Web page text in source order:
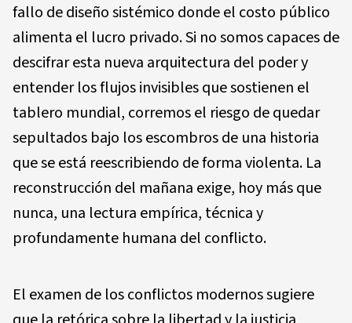
fallo de diseño sistémico donde el costo público
alimenta el lucro privado. Si no somos capaces de
descifrar esta nueva arquitectura del poder y
entender los flujos invisibles que sostienen el
tablero mundial, corremos el riesgo de quedar
sepultados bajo los escombros de una historia
que se está reescribiendo de forma violenta. La
reconstrucción del mañana exige, hoy más que
nunca, una lectura empírica, técnica y
profundamente humana del conflicto.
El examen de los conflictos modernos sugiere